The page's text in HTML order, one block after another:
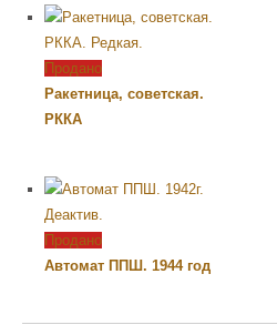
Продано
Ракетница, советская.
РККА
Продано
Автомат ППШ. 1944 год